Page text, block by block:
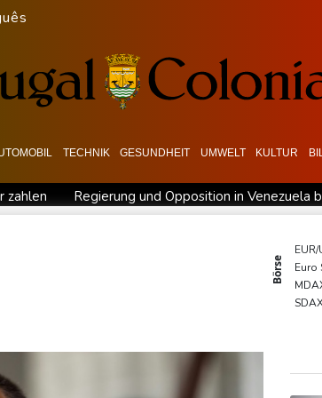
TECHNIK GESUNDHEIT UMWELT KULTUR
zahlen
Regierung und Opposition in Venezuela
Erdogan reist zu Dreier-Gipfel mit Pakistan nach
UEFA hält an FIFA-Boykott fest -
Mindestens zwei Tote bei
Börse
EUR/
Euro